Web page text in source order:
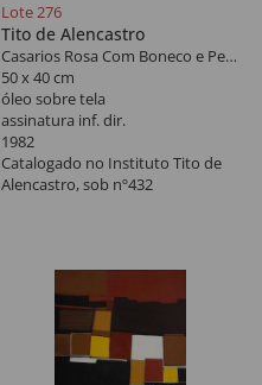
Lote 276
Tito de Alencastro
Casarios Rosa Com Boneco e Peixe
50 x 40 cm
óleo sobre tela
assinatura inf. dir.
1982
Catalogado no Instituto Tito de
Alencastro, sob nº432